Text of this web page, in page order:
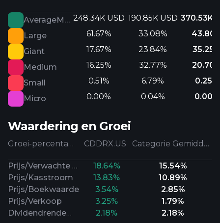
AverageMarketCap 248.34K USD 190.85K USD 370.53K
Large
61.67% 33.08%
Giant
17.67% 23.84%
Medium
16.25% 32.77%
Small
0.51% 6.79%
0.25%
Micro
0.00% 0.04% 0.00%
Waardering en Groei
Groei-percentages CDDRX.US Categorie Gemiddeld
Prijs/Verwachte Winst 18.64%
15.54%
Prijs/Kasstroom
13.83%
10.89%
Prijs/Boekwaarde
3.54%
2.85%
Prijs/Verkoop
3.25%
1.79%
Dividendrendement
2.18%
2.18%